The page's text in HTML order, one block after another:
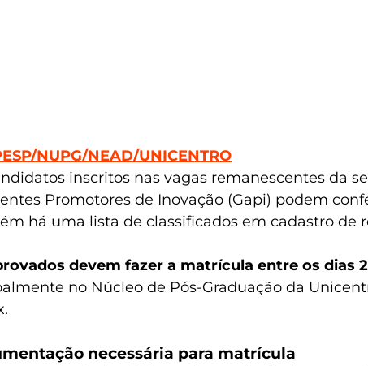
NUPG/NEAD/UNICENTRO
inscritos nas vagas remanescentes da
Promotores de Inovação (Gapi) podem
há uma lista de classificados em cadastro de
devem fazer a matrícula entre os dias
no Núcleo de Pós-Graduação da
necessária para matrícula